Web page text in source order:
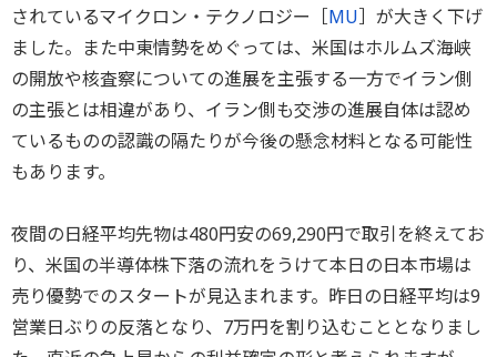
されているマイクロン・テクノロジー［MU］が大きく下げ
ました。また中東情勢をめぐっては、米国はホルムズ海峡
の開放や核査察についての進展を主張する一方でイラン側
の主張とは相違があり、イラン側も交渉の進展自体は認め
ているものの認識の隔たりが今後の懸念材料となる可能性
もあります。
夜間の日経平均先物は480円安の69,290円で取引を終えてお
り、米国の半導体株下落の流れをうけて本日の日本市場は
売り優勢でのスタートが見込まれます。昨日の日経平均は9
営業日ぶりの反落となり、7万円を割り込むこととなりまし